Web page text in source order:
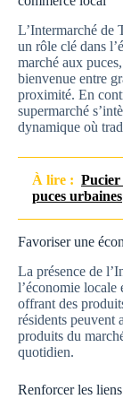
L’Intermarché de
un rôle clé dans
marché aux
bienvenue entre
proximité. En
supermarché
dynamique où
À lire : Pucier
puces urbaines
Favoriser une
La présence de
l’économie
offrant des
résidents peuvent
produits du
quotidien.
Renforcer les